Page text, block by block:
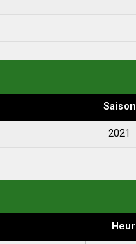
Saison
2021